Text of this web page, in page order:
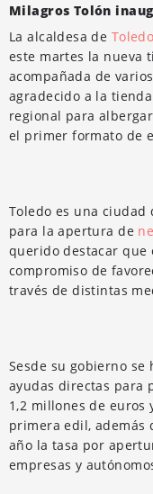
Milagros Tolón
La alcaldesa de Toledo
este martes la nueva
acompañada de
agradecido a la
regional para
el primer formato de
Toledo es una
para la apertura de
querido destacar que
compromiso de
través de distintas
Sesde su gobierno
ayudas directas para
1,2 millones de euros
primera edil, además
año la tasa por
empresas y